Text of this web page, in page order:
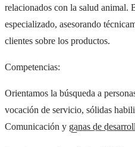
relacionados con la salud animal.
especializado, asesorando
clientes sobre los productos.
Competencias:
Orientamos la búsqueda a
vocación de servicio, sólidas
Comunicación y g͟a͟n͟a͟s͟ d͟e͟